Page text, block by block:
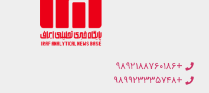
+۹۸۹۲۱۸۸۷۶۰۱۸۶
+۹۸۹۹۲۳۳۳۵۷۴۸